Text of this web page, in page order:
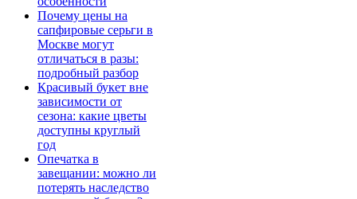
Почему цены на
сапфировые серьги в
Москве могут
отличаться в разы:
подробный разбор
Красивый букет вне
зависимости от
сезона: какие цветы
доступны круглый
год
Опечатка в
завещании: можно ли
потерять наследство